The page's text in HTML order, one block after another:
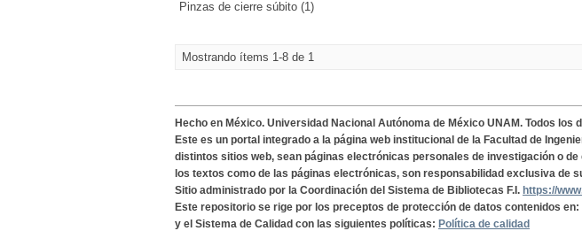
Pinzas de cierre súbito (1)
Mostrando ítems 1-8 de 1
Hecho en México. Universidad Nacional Autónoma de México UNAM. Todos los
Este es un portal integrado a la página web institucional de la Facultad de
distintos sitios web, sean páginas electrónicas personales de investigación o
los textos como de las páginas electrónicas, son responsabilidad exclusiva de
Sitio administrado por la Coordinación del Sistema de Bibliotecas F.I. https://
Este repositorio se rige por los preceptos de protección de datos contenidos en:
y el Sistema de Calidad con las siguientes políticas: Política de calidad